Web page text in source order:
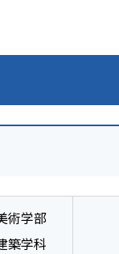
術学部
築学科